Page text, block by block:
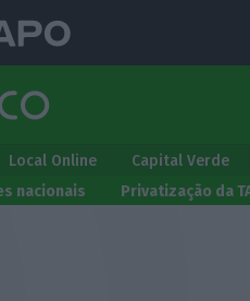
Local Online Capital Verde
nacionais Privatização da